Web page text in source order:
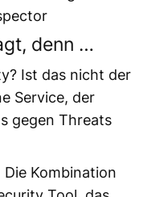
denn …
Ist das nicht der
Service, der
gegen Threats
Die Kombination